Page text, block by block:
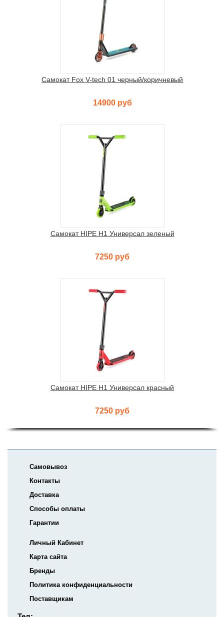
Самокат Fox V-tech 01 черный/коричневый
14900 руб
Самокат HIPE H1 Универсал зеленый
7250 руб
Самокат HIPE H1 Универсал красный
7250 руб
Самовывоз
Контакты
Доставка
Способы оплаты
Гарантии
Личный Кабинет
Карта сайта
Бренды
Политика конфиденциальности
Поставщикам